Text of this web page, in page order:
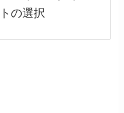
の選択